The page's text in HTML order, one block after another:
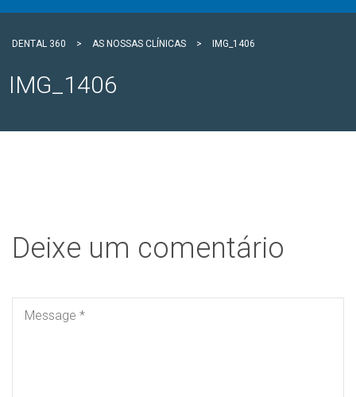
DENTAL 360 > AS NOSSAS CLÍNICAS > IMG_1406
IMG_1406
Deixe um comentário